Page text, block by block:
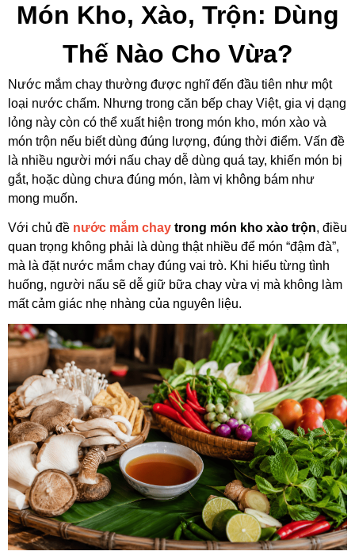
Món Kho, Xào, Trộn: Dùng
Thế Nào Cho Vừa?
Nước mắm chay thường được nghĩ đến đầu tiên như một
loại nước chấm. Nhưng trong căn bếp chay Việt, gia vị dạng
lỏng này còn có thể xuất hiện trong món kho, món xào và
món trộn nếu biết dùng đúng lượng, đúng thời điểm. Vấn đề
là nhiều người mới nấu chay dễ dùng quá tay, khiến món bị
gắt, hoặc dùng chưa đúng món, làm vị không bám như
mong muốn.
Với chủ đề nước mắm chay trong món kho xào trộn, điều
quan trọng không phải là dùng thật nhiều để món “đậm đà”,
mà là đặt nước mắm chay đúng vai trò. Khi hiểu từng tình
huống, người nấu sẽ dễ giữ bữa chay vừa vị mà không làm
mất cảm giác nhẹ nhàng của nguyên liệu.